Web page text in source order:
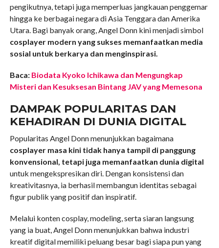
pengikutnya, tetapi juga memperluas jangkauan penggemar
hingga ke berbagai negara di Asia Tenggara dan Amerika
Utara. Bagi banyak orang, Angel Donn kini menjadi simbol
cosplayer modern yang sukses memanfaatkan media
sosial untuk berkarya dan menginspirasi.
Baca: Biodata Kyoko Ichikawa dan Mengungkap
Misteri dan Kesuksesan Bintang JAV yang Memesona
DAMPAK POPULARITAS DAN
KEHADIRAN DI DUNIA DIGITAL
Popularitas Angel Donn menunjukkan bagaimana
cosplayer masa kini tidak hanya tampil di panggung
konvensional, tetapi juga memanfaatkan dunia digital
untuk mengekspresikan diri. Dengan konsistensi dan
kreativitasnya, ia berhasil membangun identitas sebagai
figur publik yang positif dan inspiratif.
Melalui konten cosplay, modeling, serta siaran langsung
yang ia buat, Angel Donn menunjukkan bahwa industri
kreatif digital memiliki peluang besar bagi siapa pun yang